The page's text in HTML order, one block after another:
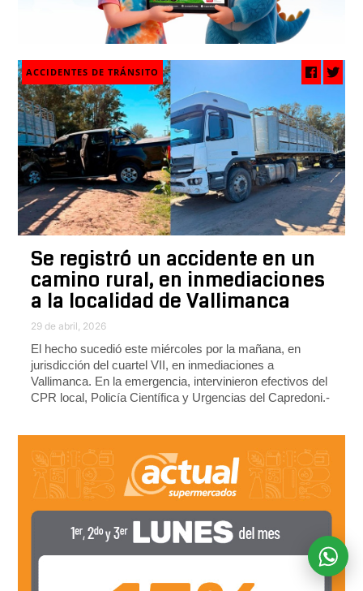
ACCIDENTES DE TRÁNSITO
Se registró un accidente en un
camino rural, en inmediaciones
a la localidad de Vallimanca
29 de abril, 2026
El hecho sucedió este miércoles por la mañana, en
jurisdicción del cuartel VII, en inmediaciones a
Vallimanca. En la emergencia, intervinieron efectivos del
CPR local, Policía Científica y Urgencias del Capredoni.-